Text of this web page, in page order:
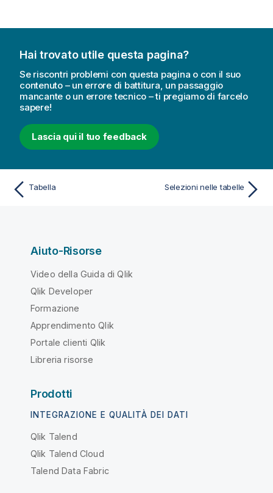
o
u
g
e
r
i
e
n
t
Hai trovato utile questa pagina?
Se riscontri problemi con questa pagina o con il suo
contenuto – un errore di battitura, un passaggio
mancante o un errore tecnico – ti pregiamo di farcelo
sapere!
Lascia qui il tuo feedback
Tabella Selezioni nelle tabelle
Aiuto-Risorse
Video della Guida di Qlik
Qlik Developer
Formazione
Apprendimento Qlik
Portale clienti Qlik
Libreria risorse
Prodotti
INTEGRAZIONE E QUALITÀ DEI DATI
Qlik Talend
Qlik Talend Cloud
Talend Data Fabric